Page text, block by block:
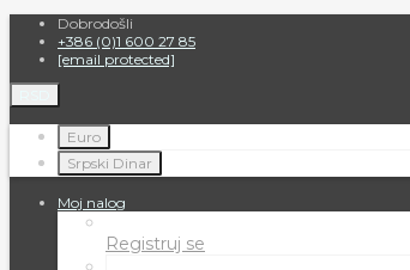
Dobrodošli
+386 (0)1 600 27 85
[email protected]
Euro
Srpski Dinar
Moj nalog
Registruj se